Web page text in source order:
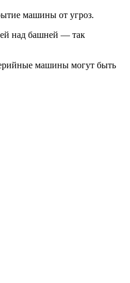
машины от угроз.
над башней — так
машины могут быть